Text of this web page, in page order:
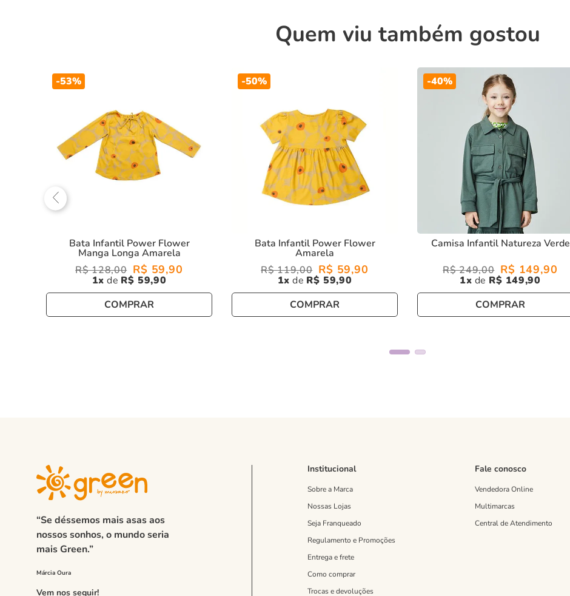
Quem viu também gostou
-53%
Bata Infantil Power Flower
Manga Longa Amarela
R$ 128,00 R$ 59,90
1 R$ 59,90
COMPRAR
-50%
Bata Infantil Power Flower
Amarela
R$ 119,00 R$ 59,90
1 R$ 59,90
COMPRAR
-40%
Camisa Infantil Natureza Verde
R$ 249,00 R$ 149,90
1 R$ 149,90
COMPRAR
“Se déssemos mais asas aos
nossos sonhos, o mundo seria
mais Green.”
Vem nos seguir!
Institucional
Sobre a Marca
Nossas Lojas
Seja Franqueado
Regulamento e Promoções
Entrega e frete
Como comprar
Trocas e devoluções
Fale conosco
Vendedora Online
Multimarcas
Central de Atendimento